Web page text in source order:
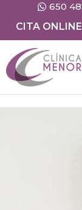
650
CITA ONLINE